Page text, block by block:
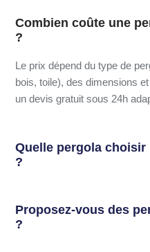
Combien coûte une
?
Le prix dépend du type de
bois, toile), des dimensions
un devis gratuit sous 24h
Quelle pergola choisir
?
Proposez-vous des
?